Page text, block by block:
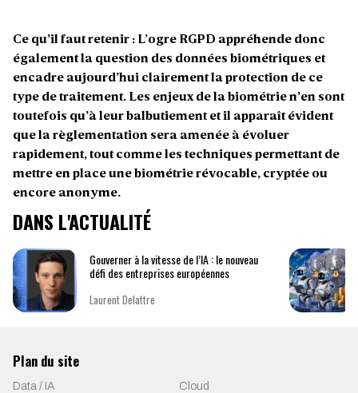
Ce qu’il faut retenir : L’ogre RGPD appréhende donc
également la question des données biométriques et
encadre aujourd’hui clairement la protection de ce
type de traitement. Les enjeux de la biométrie n’en sont
toutefois qu’à leur balbutiement et il apparaît évident
que la règlementation sera amenée à évoluer
rapidement, tout comme les techniques permettant de
mettre en place une biométrie révocable, cryptée ou
encore anonyme.
DANS L'ACTUALITÉ
Gouverner à la vitesse de l’IA : le nouveau
défi des entreprises européennes
Laurent Delattre
Plan du site
Data / IA
Cloud